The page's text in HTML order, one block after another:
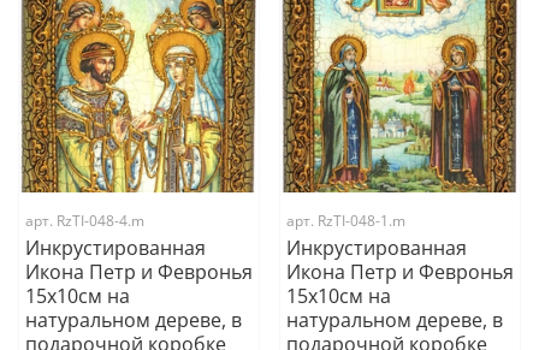
арт. RzTI-048-4.m
Инкрустированная
Икона Петр и Февронья
15х10см на
натуральном дереве, в
подарочной коробке
арт. RzTI-048-1.m
Инкрустированная
Икона Петр и Февронья
15х10см на
натуральном дереве, в
подарочной коробке